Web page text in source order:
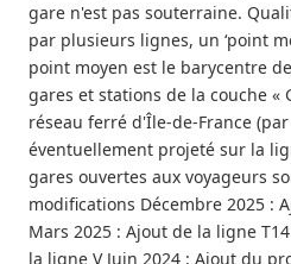
gare n'est pas souterraine.
par plusieurs lignes, un ‘point
point moyen est le barycentre
gares et stations de la couche «
réseau ferré d'Île-de-France
éventuellement projeté sur la
gares ouvertes aux voyageurs
modifications Décembre 2025 :
Mars 2025 : Ajout de la ligne
la ligne V Juin 2024 : Ajout du